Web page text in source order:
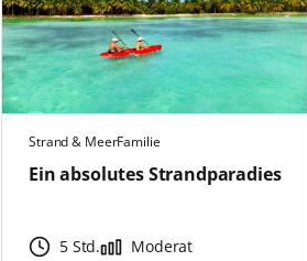
Strand & MeerFamilie
Ein absolutes Strandparadies
5 Std. Moderat